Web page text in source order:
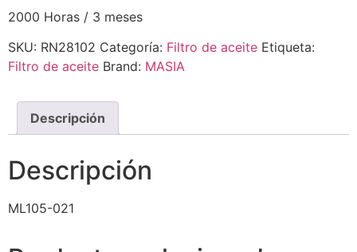
2000 Horas / 3 meses
SKU: RN28102 Categoría: Filtro de aceite Etiqueta:
Filtro de aceite Brand: MASIA
Descripción
Descripción
ML105-021